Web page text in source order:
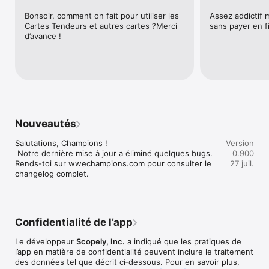
* Élaborez des stratégies ! Sélectionnez la meilleure classe
pour venir à bout de vos adversaires parmi les Techniciens, les
Attaquants et plus encore.
événements s'inspirant de la vidéo sur demande de WWE
Network.
* Participez à des événements de titre mensuels pour recruter
de nouvelles Superstars de la WWE.
* Chaque semaine, des concours reflètent les histoires et les
scénarios diffusés à la télévision.
* Faites appel à des enchaînements et des finitions.
AFFRONTEMENTS JCJ
* Les combats en JcJ bénéficient d'une recherche
d'adversaires optimisée à l'échelle mondiale.
Bonsoir, comment on fait pour utiliser les
Cartes Tendeurs et autres cartes ?Merci
d’avance !
Assez addictif
sans payer en
Nouveautés
Salutations, Champions !
Rends-toi sur wwechampions.com pour consulter le
changelog complet.
Version
0.900
27 juil.
Confidentialité de l’app
Le développeur Scopely, Inc. a indiqué que les pratiques de
l’app en matière de confidentialité peuvent inclure le traitement
des données tel que décrit ci‑dessous. Pour en savoir plus,